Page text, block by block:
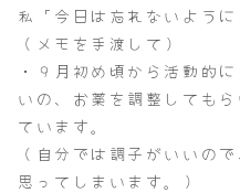
私「今日は忘れないよう
（メモを手渡して）
・９月初め頃から活動的
いの、お薬を調整しても
ています。
（自分では調子がいいの
思ってしまいます。）